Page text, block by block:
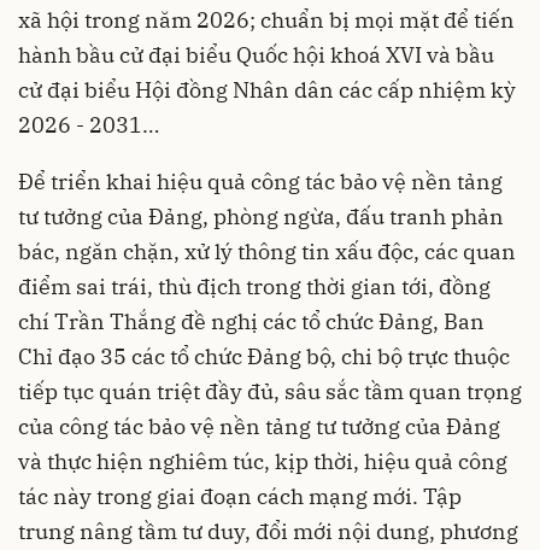
xã hội trong năm 2026; chuẩn bị mọi mặt để tiến
hành bầu cử đại biểu Quốc hội khoá XVI và bầu
cử đại biểu Hội đồng Nhân dân các cấp nhiệm kỳ
2026 - 2031…
Để triển khai hiệu quả công tác bảo vệ nền tảng
tư tưởng của Đảng, phòng ngừa, đấu tranh phản
bác, ngăn chặn, xử lý thông tin xấu độc, các quan
điểm sai trái, thù địch trong thời gian tới, đồng
chí Trần Thắng đề nghị các tổ chức Đảng, Ban
Chỉ đạo 35 các tổ chức Đảng bộ, chi bộ trực thuộc
tiếp tục quán triệt đầy đủ, sâu sắc tầm quan trọng
của công tác bảo vệ nền tảng tư tưởng của Đảng
và thực hiện nghiêm túc, kịp thời, hiệu quả công
tác này trong giai đoạn cách mạng mới. Tập
trung nâng tầm tư duy, đổi mới nội dung, phương